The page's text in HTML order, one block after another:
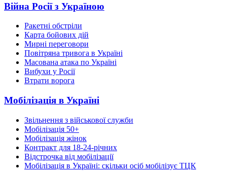
Війна Росії з Україною
Ракетні обстріли
Карта бойових дій
Мирні переговори
Повітряна тривога в Україні
Масована атака по Україні
Вибухи у Росії
Втрати ворога
Мобілізація в Україні
Звільнення з військової служби
Мобілізація 50+
Мобілізація жінок
Контракт для 18-24-річних
Відстрочка від мобілізації
Мобілізація в Україні: скільки осіб мобілізує ТЦК